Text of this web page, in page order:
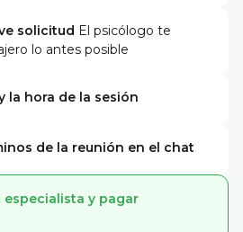
solicitud El psicólogo te
lo antes posible
la hora de la sesión
de la reunión en el chat
especialista y pagar